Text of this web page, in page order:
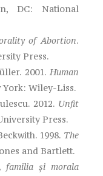
DC: National
of Abortion.
Press.
2001. Human
York: Wiley-Liss.
2012. Unfit
Press.
1998. The
and Bartlett.
familia și morala